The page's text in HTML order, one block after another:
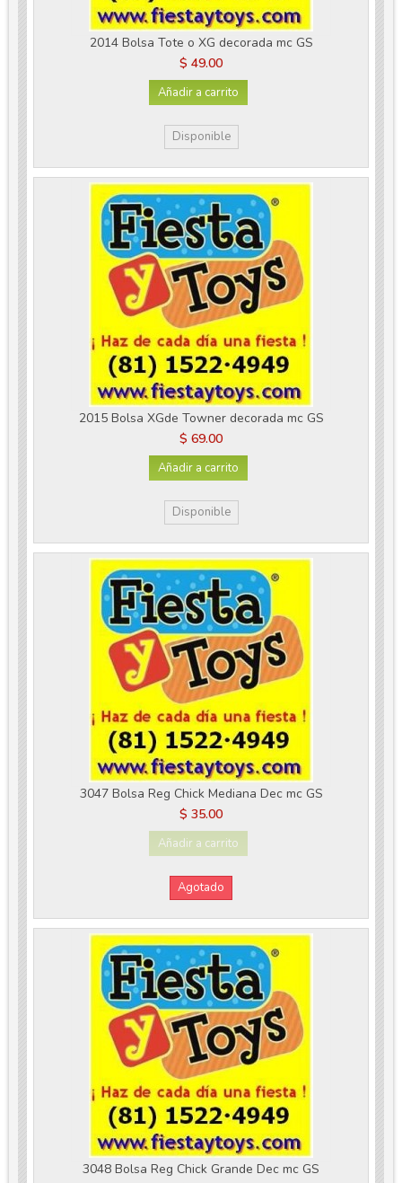
2014 Bolsa Tote o XG decorada mc GS
$ 49.00
Añadir a carrito
Disponible
2015 Bolsa XGde Towner decorada mc GS
$ 69.00
Añadir a carrito
Disponible
3047 Bolsa Reg Chick Mediana Dec mc GS
$ 35.00
Añadir a carrito
Agotado
3048 Bolsa Reg Chick Grande Dec mc GS